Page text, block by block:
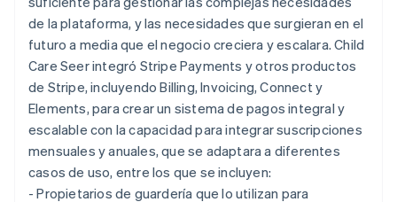
de la plataforma, y las necesidades que surgieran en el
futuro a media que el negocio creciera y escalara. Child
Care Seer integró Stripe Payments y otros productos
de Stripe, incluyendo Billing, Invoicing, Connect y
Elements, para crear un sistema de pagos integral y
escalable con la capacidad para integrar suscripciones
mensuales y anuales, que se adaptara a diferentes
casos de uso, entre los que se incluyen:
- Propietarios de guardería que lo utilizan para